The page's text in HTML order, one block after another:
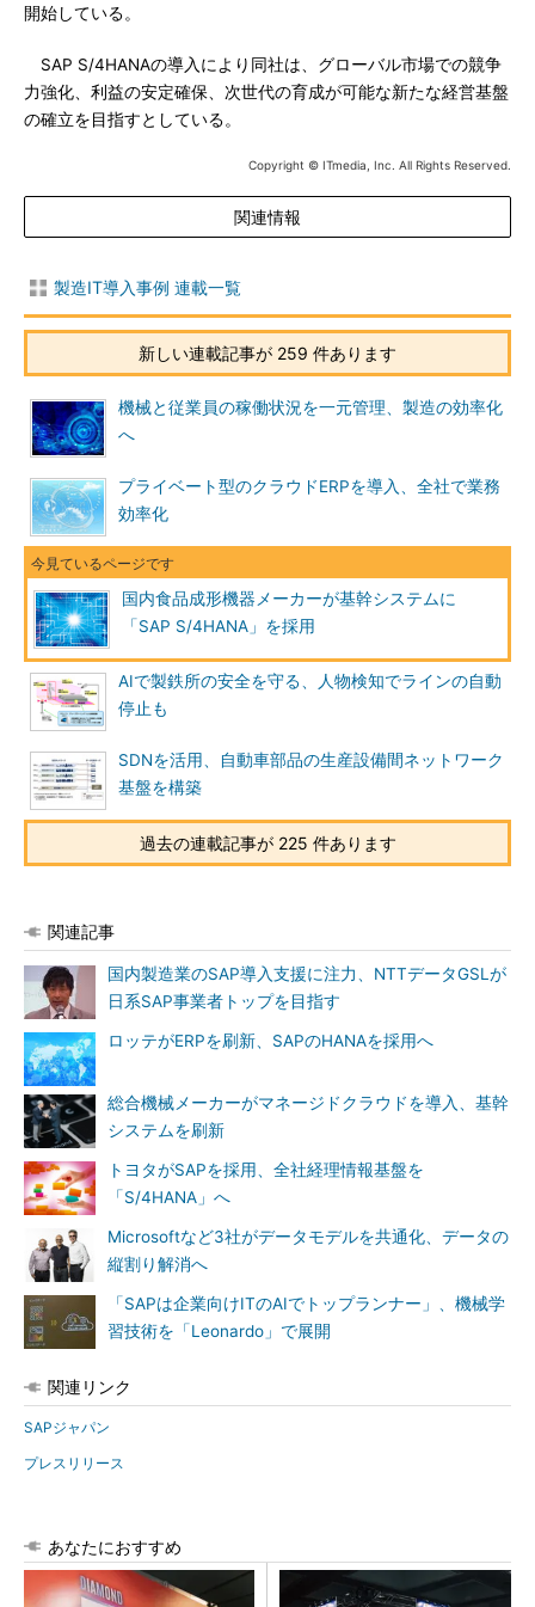
開始している。
SAP S/4HANAの導入により同社は、グローバル市場での競争
力強化、利益の安定確保、次世代の育成が可能な新たな経営基盤
の確立を目指すとしている。
Copyright © ITmedia, Inc. All Rights Reserved.
関連情報
製造IT導入事例 連載一覧
新しい連載記事が 259 件あります
機械と従業員の稼働状況を一元管理、製造の効率化
へ
プライベート型のクラウドERPを導入、全社で業務
効率化
国内食品成形機器メーカーが基幹システムに
「SAP S/4HANA」を採用
AIで製鉄所の安全を守る、人物検知でラインの自動
停止も
SDNを活用、自動車部品の生産設備間ネットワーク
基盤を構築
過去の連載記事が 225 件あります
関連記事
国内製造業のSAP導入支援に注力、NTTデータGSLが
日系SAP事業者トップを目指す
ロッテがERPを刷新、SAPのHANAを採用へ
総合機械メーカーがマネージドクラウドを導入、基幹
システムを刷新
トヨタがSAPを採用、全社経理情報基盤を
「S/4HANA」へ
Microsoftなど3社がデータモデルを共通化、データの
縦割り解消へ
「SAPは企業向けITのAIでトップランナー」、機械学
習技術を「Leonardo」で展開
関連リンク
SAPジャパン
プレスリリース
あなたにおすすめ